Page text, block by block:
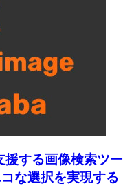
する画像検索ツー
な選択を実現する